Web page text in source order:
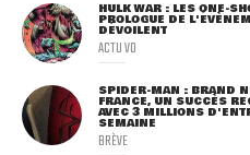
HULK WAR : LES ONE-
PROLOGUE DE
DÉVOILENT
ACTU VO
SPIDER-MAN : BRAND
FRANCE, UN SUCCÈS
AVEC 3 MILLIONS
SEMAINE
BRÈVE